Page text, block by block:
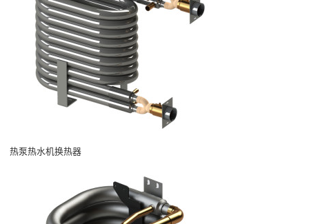
热泵热水机换热器